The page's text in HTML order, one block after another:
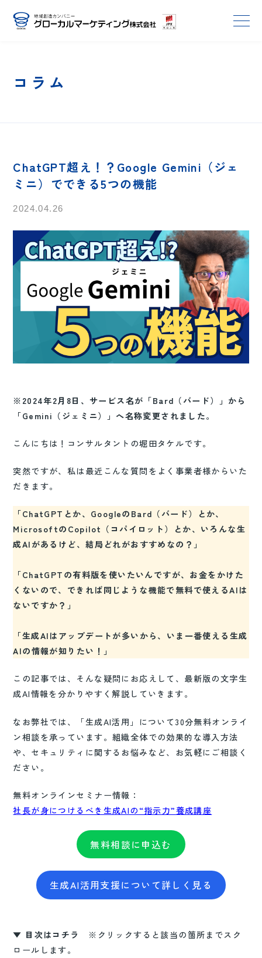
コラム
ChatGPT超え！？Google Gemini（ジェ
ミニ）でできる5つの機能
2024.04.26
※2024年2月8日、サービス名が「Bard（バード）」から
「Gemini（ジェミニ）」へ名称変更されました。
こんにちは！コンサルタントの堀田タケルです。
突然ですが、私は最近こんな質問をよく事業者様からいた
だきます。
「ChatGPTとか、GoogleのBard（バード）とか、
MicrosoftのCopilot（コパイロット）とか、いろんな生
成AIがあるけど、結局どれがおすすめなの？」
「ChatGPTの有料版を使いたいんですが、お金をかけた
くないので、できれば同じような機能で無料で使えるAIは
ないですか？」
「生成AIはアップデートが多いから、いま一番使える生成
AIの情報が知りたい！」
この記事では、そんな疑問にお応えして、最新版の文字生
成AI情報を分かりやすく解説していきます。
なお弊社では、「生成AI活用」について30分無料オンライ
ン相談を承っています。組織全体での効果的な導入方法
や、セキュリティに関するお悩みなど、お気軽にご相談く
ださい。
無料オンラインセミナー情報：
社長が身につけるべき生成AIの“指示力”養成講座
無料相談に申込む
生成AI活用支援について詳しく見る
▼ 目次はコチラ
※クリックすると該当の箇所までスク
ロールします。